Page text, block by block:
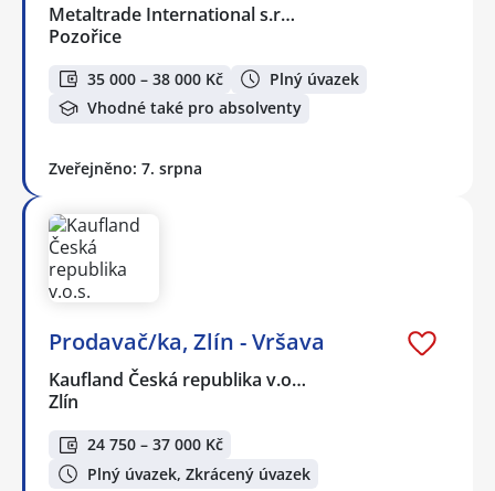
Metaltrade International s.r…
Pozořice
35 000 – 38 000 Kč
Plný úvazek
Vhodné také pro absolventy
Zveřejněno: 7. srpna
Prodavač/ka, Zlín - Vršava
Kaufland Česká republika v.o…
Zlín
24 750 – 37 000 Kč
Plný úvazek, Zkrácený úvazek